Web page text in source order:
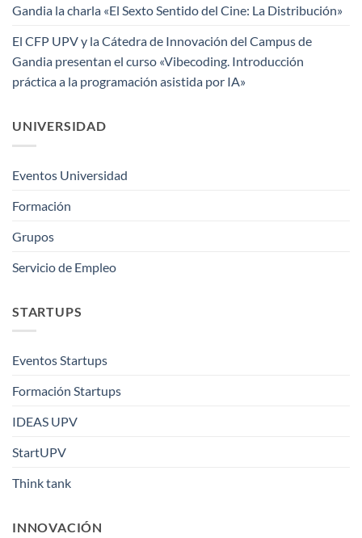
Gandia la charla «El Sexto Sentido del Cine: La Distribución»
El CFP UPV y la Cátedra de Innovación del Campus de
Gandia presentan el curso «Vibecoding. Introducción
práctica a la programación asistida por IA»
UNIVERSIDAD
Eventos Universidad
Formación
Grupos
Servicio de Empleo
STARTUPS
Eventos Startups
Formación Startups
IDEAS UPV
StartUPV
Think tank
INNOVACIÓN